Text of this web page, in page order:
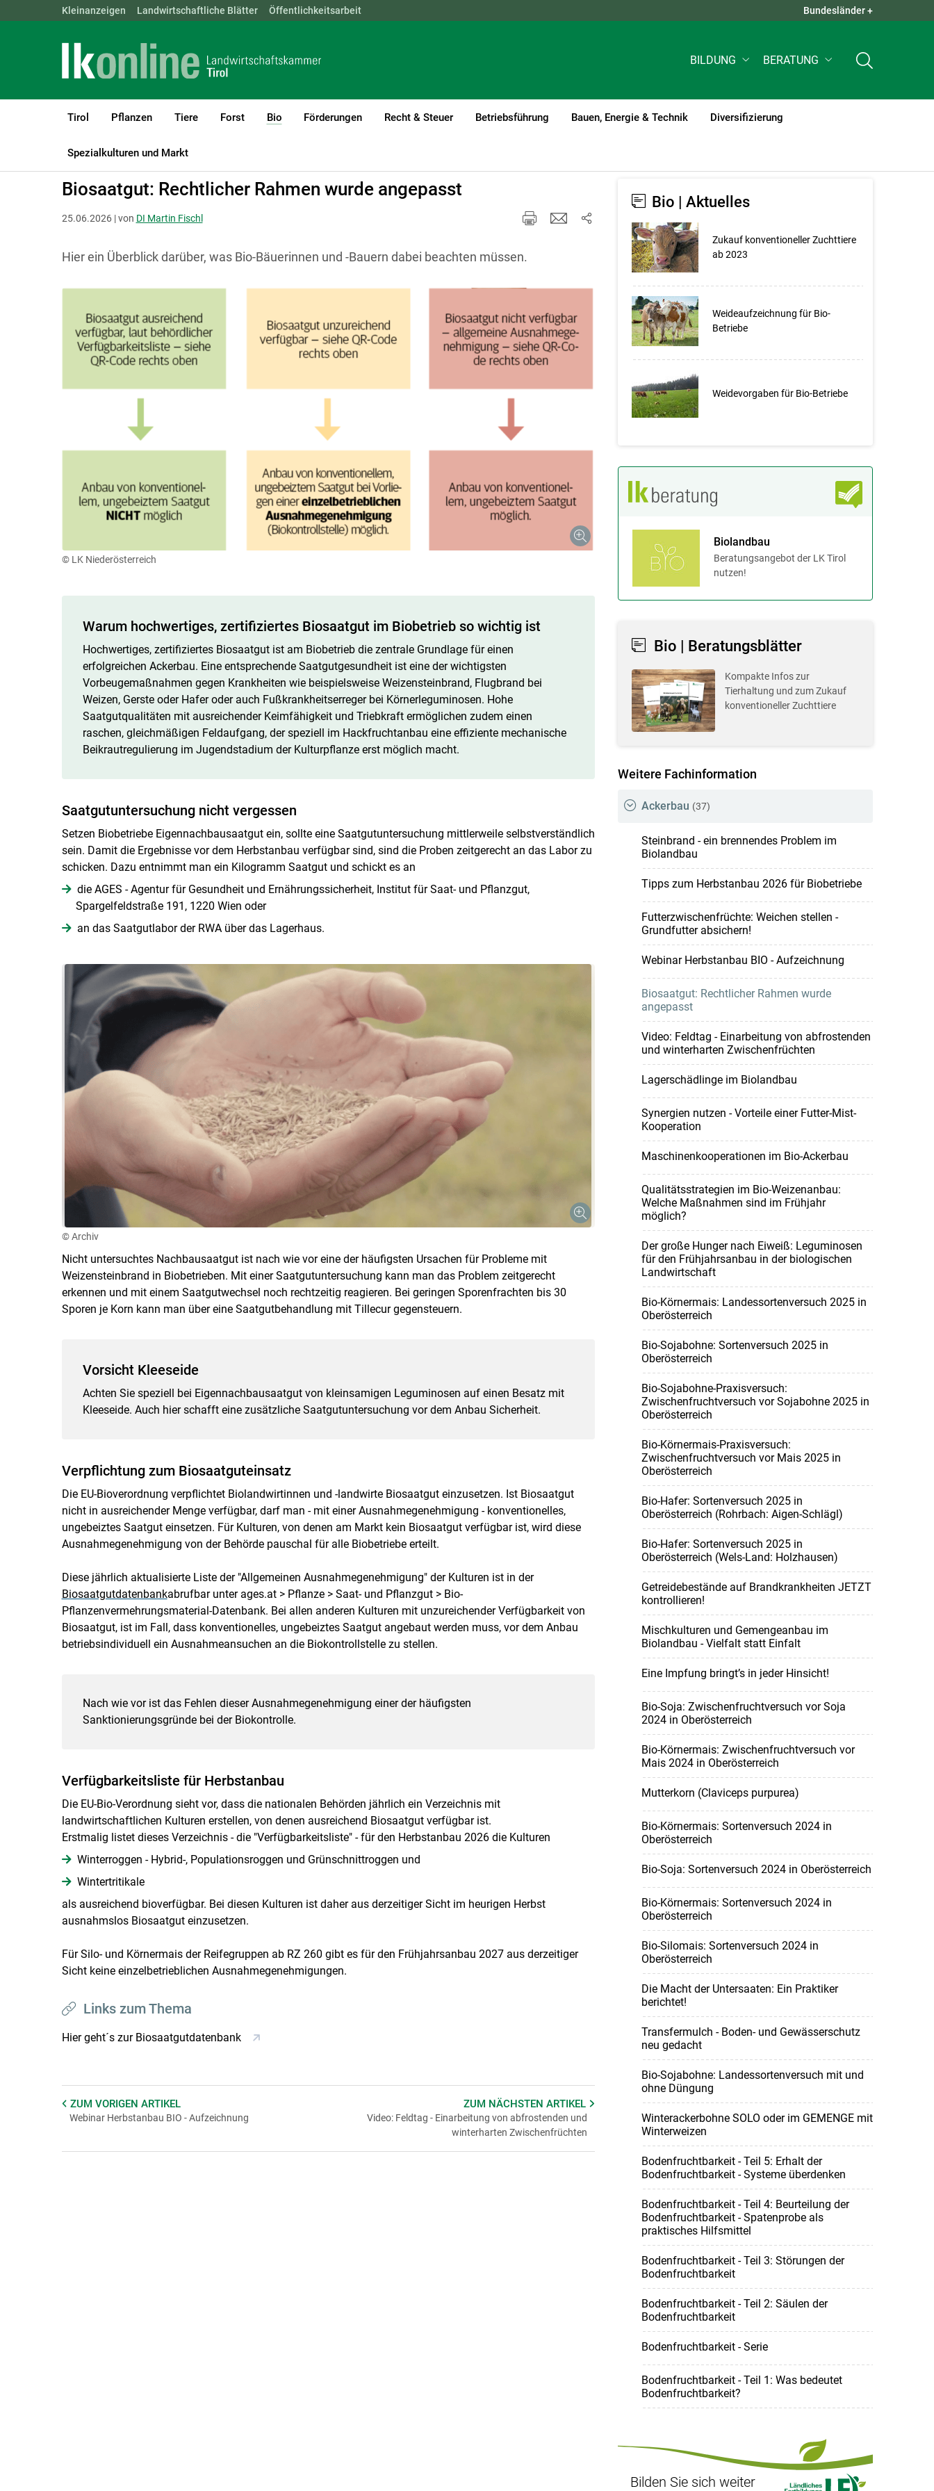
Landwirtschaftskammern: ÖSTERREICH BGLD KTN NÖ OÖ QUICK LINKS +
Kleinanzeigen Landwirtschaftliche Blätter Öffentlichkeitsarbeit Bundesländer +
BILDUNG BERATUNG
Tirol Pflanzen Tiere Forst Bio
(current)1
Förderungen Recht & Steuer Betriebsführung Bauen, Energie & Technik Diversifizierung
Spezialkulturen und Markt
LK Tirol Bio Biologischer Pflanzenbau
Biosaatgut: Rechtlicher Rahmen wurde angepasst
25.06.2026 | von DI Martin Fischl
Hier ein Überblick darüber, was Bio-Bäuerinnen und -Bauern dabei beachten müssen.
© LK Niederösterreich
Warum hochwertiges, zertifiziertes Biosaatgut im Biobetrieb so wichtig ist
Hochwertiges, zertifiziertes Biosaatgut ist am Biobetrieb die zentrale Grundlage für einen
erfolgreichen Ackerbau. Eine entsprechende Saatgutgesundheit ist eine der wichtigsten
Vorbeugemaßnahmen gegen Krankheiten wie beispielsweise Weizensteinbrand, Flugbrand bei
Weizen, Gerste oder Hafer oder auch Fußkrankheitserreger bei Körnerleguminosen. Hohe
Saatgutqualitäten mit ausreichender Keimfähigkeit und Triebkraft ermöglichen zudem einen
raschen, gleichmäßigen Feldaufgang, der speziell im Hackfruchtanbau eine effiziente mechanische
Beikrautregulierung im Jugendstadium der Kulturpflanze erst möglich macht.
Saatgutuntersuchung nicht vergessen
Setzen Biobetriebe Eigennachbausaatgut ein, sollte eine Saatgutuntersuchung mittlerweile selbstverständlich
sein. Damit die Ergebnisse vor dem Herbstanbau verfügbar sind, sind die Proben zeitgerecht an das Labor zu
schicken. Dazu entnimmt man ein Kilogramm Saatgut und schickt es an
die AGES - Agentur für Gesundheit und Ernährungssicherheit, Institut für Saat- und Pflanzgut,
Spargelfeldstraße 191, 1220 Wien oder
an das Saatgutlabor der RWA über das Lagerhaus.
© Archiv
Nicht untersuchtes Nachbausaatgut ist nach wie vor eine der häufigsten Ursachen für Probleme mit
Weizensteinbrand in Biobetrieben. Mit einer Saatgutuntersuchung kann man das Problem zeitgerecht
erkennen und mit einem Saatgutwechsel noch rechtzeitig reagieren. Bei geringen Sporenfrachten bis 30
Sporen je Korn kann man über eine Saatgutbehandlung mit Tillecur gegensteuern.
Vorsicht Kleeseide
Achten Sie speziell bei Eigennachbausaatgut von kleinsamigen Leguminosen auf einen Besatz mit
Kleeseide. Auch hier schafft eine zusätzliche Saatgutuntersuchung vor dem Anbau Sicherheit.
Verpflichtung zum Biosaatguteinsatz
Die EU-Bioverordnung verpflichtet Biolandwirtinnen und -landwirte Biosaatgut einzusetzen. Ist Biosaatgut
nicht in ausreichender Menge verfügbar, darf man - mit einer Ausnahmegenehmigung - konventionelles,
ungebeiztes Saatgut einsetzen. Für Kulturen, von denen am Markt kein Biosaatgut verfügbar ist, wird diese
Ausnahmegenehmigung von der Behörde pauschal für alle Biobetriebe erteilt.
Diese jährlich aktualisierte Liste der "Allgemeinen Ausnahmegenehmigung" der Kulturen ist in der
Biosaatgutdatenbankabrufbar unter ages.at > Pflanze > Saat- und Pflanzgut > Bio-
Pflanzenvermehrungsmaterial-Datenbank. Bei allen anderen Kulturen mit unzureichender Verfügbarkeit von
Biosaatgut, ist im Fall, dass konventionelles, ungebeiztes Saatgut angebaut werden muss, vor dem Anbau
betriebsindividuell ein Ausnahmeansuchen an die Biokontrollstelle zu stellen.
Nach wie vor ist das Fehlen dieser Ausnahmegenehmigung einer der häufigsten
Sanktionierungsgründe bei der Biokontrolle.
Verfügbarkeitsliste für Herbstanbau
Die EU-Bio-Verordnung sieht vor, dass die nationalen Behörden jährlich ein Verzeichnis mit
landwirtschaftlichen Kulturen erstellen, von denen ausreichend Biosaatgut verfügbar ist.
Erstmalig listet dieses Verzeichnis - die "Verfügbarkeitsliste" - für den Herbstanbau 2026 die Kulturen
Winterroggen - Hybrid-, Populationsroggen und Grünschnittroggen und
Wintertritikale
als ausreichend bioverfügbar. Bei diesen Kulturen ist daher aus derzeitiger Sicht im heurigen Herbst
ausnahmslos Biosaatgut einzusetzen.
Für Silo- und Körnermais der Reifegruppen ab RZ 260 gibt es für den Frühjahrsanbau 2027 aus derzeitiger
Sicht keine einzelbetrieblichen Ausnahmegenehmigungen.
Links zum Thema
Hier geht´s zur Biosaatgutdatenbank
ZUM VORIGEN ARTIKEL
Webinar Herbstanbau BIO - Aufzeichnung
ZUM NÄCHSTENARTIKEL
Video: Feldtag - Einarbeitung von abfrostenden und
winterharten Zwischenfrüchten
Bio | Aktuelles
Zukauf konventioneller Zuchttiere
ab 2023
Weideaufzeichnung für Bio-
Betriebe
Weidevorgaben für Bio-Betriebe
Biolandbau
Beratungsangebot der LK Tirol
nutzen!
Bio | Beratungsblätter
Kompakte Infos zur
Tierhaltung und zum Zukauf
konventioneller Zuchttiere
Weitere Fachinformation
Ackerbau (37)
Steinbrand - ein brennendes Problem im
Biolandbau
Tipps zum Herbstanbau 2026 für Biobetriebe
Futterzwischenfrüchte: Weichen stellen -
Grundfutter absichern!
Webinar Herbstanbau BIO - Aufzeichnung
Biosaatgut: Rechtlicher Rahmen wurde
angepasst
Video: Feldtag - Einarbeitung von abfrostenden
und winterharten Zwischenfrüchten
Lagerschädlinge im Biolandbau
Synergien nutzen - Vorteile einer Futter-Mist-
Kooperation
Maschinenkooperationen im Bio-Ackerbau
Qualitätsstrategien im Bio-Weizenanbau:
Welche Maßnahmen sind im Frühjahr
möglich?
Der große Hunger nach Eiweiß: Leguminosen
für den Frühjahrsanbau in der biologischen
Landwirtschaft
Bio-Körnermais: Landessortenversuch 2025 in
Oberösterreich
Bio-Sojabohne: Sortenversuch 2025 in
Oberösterreich
Bio-Sojabohne-Praxisversuch:
Zwischenfruchtversuch vor Sojabohne 2025 in
Oberösterreich
Bio-Körnermais-Praxisversuch:
Zwischenfruchtversuch vor Mais 2025 in
Oberösterreich
Bio-Hafer: Sortenversuch 2025 in
Oberösterreich (Rohrbach: Aigen-Schlägl)
Bio-Hafer: Sortenversuch 2025 in
Oberösterreich (Wels-Land: Holzhausen)
Getreidebestände auf Brandkrankheiten JETZT
kontrollieren!
Mischkulturen und Gemengeanbau im
Biolandbau - Vielfalt statt Einfalt
Eine Impfung bringt’s in jeder Hinsicht!
Bio-Soja: Zwischenfruchtversuch vor Soja
2024 in Oberösterreich
Bio-Körnermais: Zwischenfruchtversuch vor
Mais 2024 in Oberösterreich
Mutterkorn (Claviceps purpurea)
Bio-Körnermais: Sortenversuch 2024 in
Oberösterreich
Bio-Soja: Sortenversuch 2024 in Oberösterreich
Bio-Körnermais: Sortenversuch 2024 in
Oberösterreich
Bio-Silomais: Sortenversuch 2024 in
Oberösterreich
Die Macht der Untersaaten: Ein Praktiker
berichtet!
Transfermulch - Boden- und Gewässerschutz
neu gedacht
Bio-Sojabohne: Landessortenversuch mit und
ohne Düngung
Winterackerbohne SOLO oder im GEMENGE mit
Winterweizen
Bodenfruchtbarkeit - Teil 5: Erhalt der
Bodenfruchtbarkeit - Systeme überdenken
Bodenfruchtbarkeit - Teil 4: Beurteilung der
Bodenfruchtbarkeit - Spatenprobe als
praktisches Hilfsmittel
Bodenfruchtbarkeit - Teil 3: Störungen der
Bodenfruchtbarkeit
Bodenfruchtbarkeit - Teil 2: Säulen der
Bodenfruchtbarkeit
Bodenfruchtbarkeit - Serie
Bodenfruchtbarkeit - Teil 1: Was bedeutet
Bodenfruchtbarkeit?
Bilden Sie sich weiter